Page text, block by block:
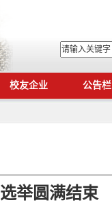
校友企业 公告栏
举圆满结束